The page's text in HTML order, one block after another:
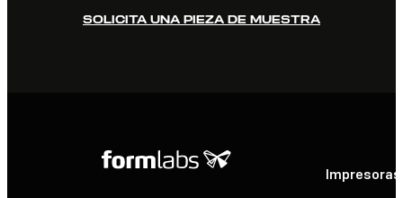
SOLICITA UNA PIEZA DE MUESTRA
Impresoras